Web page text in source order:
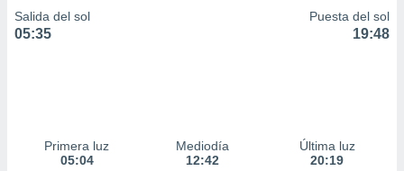
Salida del sol
05:35
Puesta del sol
19:48
Primera luz
05:04
Mediodía
12:42
Última luz
20:19